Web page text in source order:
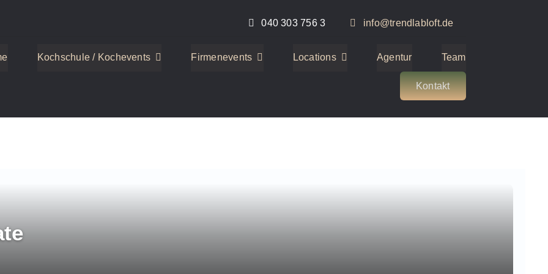
040 303 756 3 info@trendlabloft.de
Kochschule / Kochevents Firmenevents Locations Agentur Team
Kontakt